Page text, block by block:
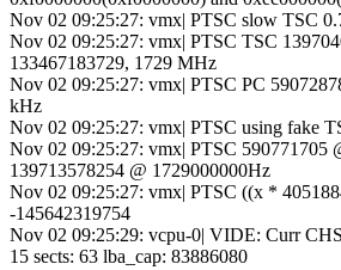
Nov 02 09:25:27: vmx| PTSC slow TSC
Nov 02 09:25:27: vmx| PTSC TSC
133467183729, 1729 MHz
Nov 02 09:25:27: vmx| PTSC PC
kHz
Nov 02 09:25:27: vmx| PTSC using fake
Nov 02 09:25:27: vmx| PTSC 590771705
139713578254 @ 1729000000Hz
Nov 02 09:25:27: vmx| PTSC ((x *
-145642319754
Nov 02 09:25:29: vcpu-0| VIDE: Curr
15 sects: 63 lba_cap: 83886080